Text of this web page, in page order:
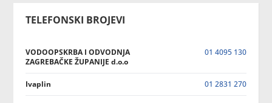
TELEFONSKI BROJEVI
VODOOPSKRBA I ODVODNJA
ZAGREBAČKE ŽUPANIJE d.o.o
01 4095 130
Ivaplin 01 2831 270